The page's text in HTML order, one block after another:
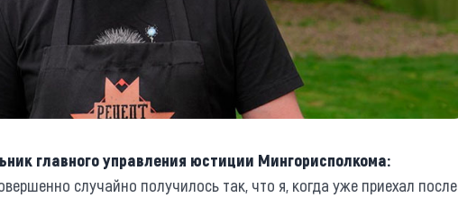
главного управления юстиции Мингорисполкома:
случайно получилось так, что я, когда уже приехал после